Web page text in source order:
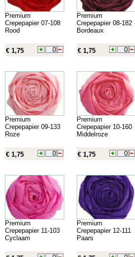
Premium
Crepepapier 07-108
Rood
€ 1,75
Premium
Crepepapier 08-182
Bordeaux
€ 1,75
Premium
Crepepapier 09-133
Roze
€ 1,75
Premium
Crepepapier 10-160
Middelroze
€ 1,75
Premium
Crepepapier 11-103
Cyclaam
Premium
Crepepapier 12-111
Paars